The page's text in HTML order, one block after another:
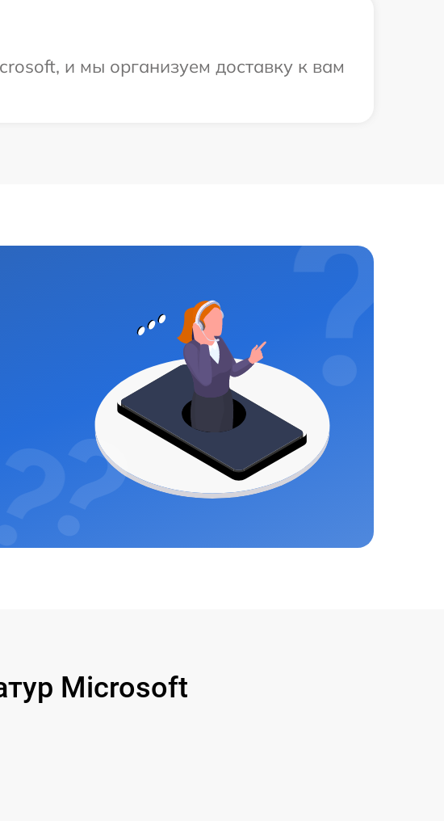
и мы организуем доставку к вам
Microsoft